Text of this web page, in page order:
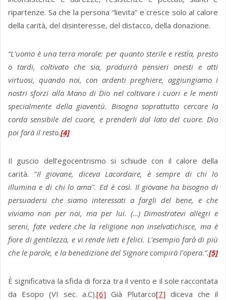
ripartenze. Sa che la persona “lievita” e cresce solo al calore
della carità, del disinteresse, del distacco, della donazione.
“L'uomo è una terra morale: per quanto sterile e restìa, presto
o tardi, coltivato che sia, produrrà pensieri onesti e atti
virtuosi, quando noi, con ardenti preghiere, aggiungiamo i
nostri sforzi alla Mano di Dio nel coltivare i cuori e le menti
specialmente della gioventù. Bisogna soprattutto cercare la
corda sensibile del cuore, e prenderli dal lato del cuore. Dio
poi farà il resto.[4]
Il guscio dell’egocentrismo si schiude con il calore della
carità. "Il giovane, diceva Lacordaire, è sempre di chi lo
illumina e di chi lo ama". Ed è così. Il giovane ha bisogno di
persuadersi che siamo interessati a fargli del bene, e che
viviamo non per noi, ma per lui. (…) Dimostratevi allegri e
sereni, fate vedere che la religione non inselvatichisce, ma è
fiore di gentilezza, e vi rende lieti e felici. L'esempio farà di più
che le parole, e la benedizione del Signore compirà l'opera.”.[5]
È significativa la sfida di forza tra il vento e il sole raccontata
da Esopo (VI sec. a.C).[6] Già Plutarco[7] diceva che il